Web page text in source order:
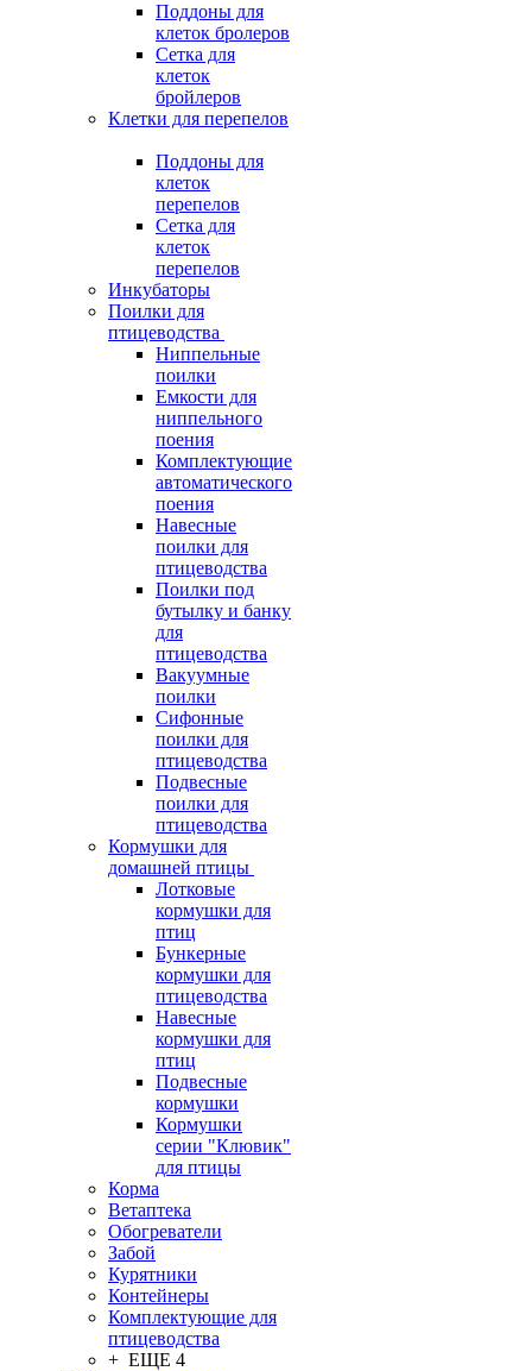
Поддоны для
клеток бролеров
Сетка для
клеток
бройлеров
Клетки для перепелов
Поддоны для
клеток
перепелов
Сетка для
клеток
перепелов
Инкубаторы
Поилки для
птицеводства
Ниппельные
поилки
Емкости для
ниппельного
поения
Комплектующие
автоматического
поения
Навесные
поилки для
птицеводства
Поилки под
бутылку и банку
для
птицеводства
Вакуумные
поилки
Сифонные
поилки для
птицеводства
Подвесные
поилки для
птицеводства
Кормушки для
домашней птицы
Лотковые
кормушки для
птиц
Бункерные
кормушки для
птицеводства
Навесные
кормушки для
птиц
Подвесные
кормушки
Кормушки
серии "Клювик"
для птицы
Корма
Ветаптека
Обогреватели
Забой
Курятники
Контейнеры
Комплектующие для
птицеводства
+ ЕЩЕ 4